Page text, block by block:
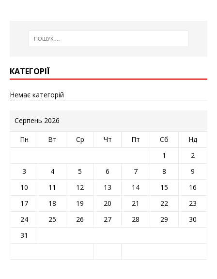
КАТЕГОРІЇ
Немає категорій
Серпень 2026
Пн Вт Ср Чт Пт Сб
Нд
1
2
3
4 5 6 7 8
9
10
11 12 13 14 15
16
17
18 19 20 21 22
23
24
25 26 27 28 29
30
31